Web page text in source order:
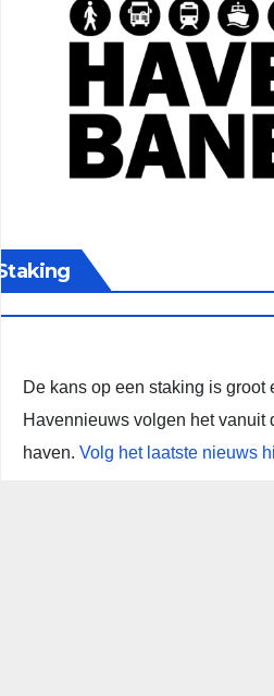
Staking
De kans op een staking is groot
Havennieuws volgen het vanuit
haven.Volg het laatste nieuws